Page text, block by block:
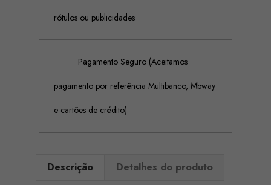
rótulos ou publicidades
Pagamento Seguro (Aceitamos
pagamento por referência Multibanco, Mbway
e cartões de crédito)
Descrição Detalhes do produto